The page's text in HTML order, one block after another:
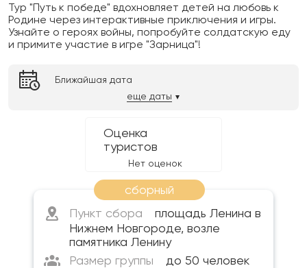
Тур "Путь к победе" вдохновляет детей на любовь к
Родине через интерактивные приключения и игры.
Узнайте о героях войны, попробуйте солдатскую еду
и примите участие в игре "Зарница"!
Ближайшая дата
еще даты
Оценка
туристов
Нет оценок
сборный
Пункт сбора
площадь Ленина в
Нижнем Новгороде, возле
памятника Ленину
Размер группы
до 50 человек